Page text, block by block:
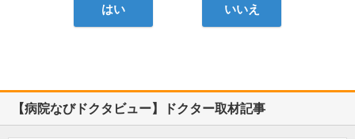
はい いいえ
【病院なびドクタビュー】ドクター取材記事